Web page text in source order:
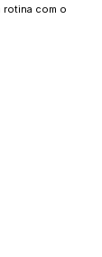
rotina com o